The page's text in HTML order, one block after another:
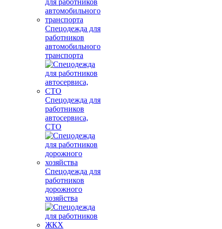
Спецодежда для
работников
автомобильного
транспорта
Спецодежда для
работников
автосервиса,
СТО
Спецодежда для
работников
дорожного
хозяйства